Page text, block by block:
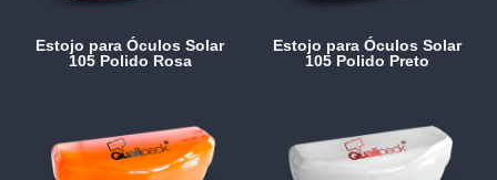
Estojo para Óculos Solar
105 Polido Rosa
Estojo para Óculos Solar
105 Polido Preto